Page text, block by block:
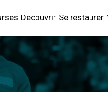
Découvrir Se restaurer